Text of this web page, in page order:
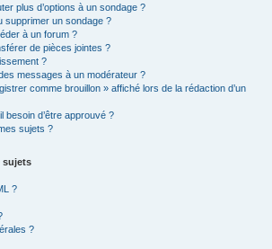
plus d’options à un sondage ?
supprimer un sondage ?
à un forum ?
de pièces jointes ?
?
messages à un modérateur ?
comme brouillon » affiché lors de la rédaction d’un
besoin d’être approuvé ?
sujets ?
sujets
?
?